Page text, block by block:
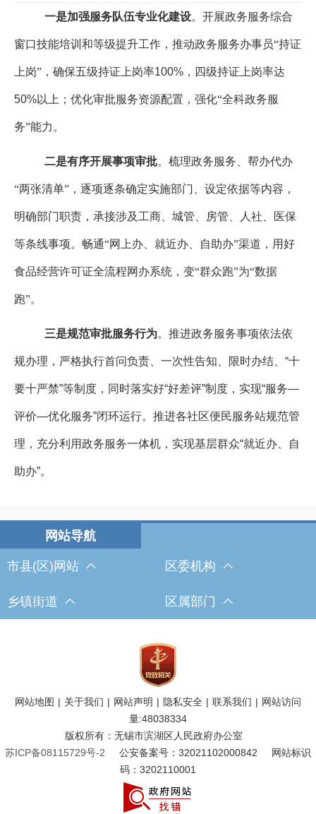
一是加强服务队伍专业化建设。开展政务服务综合
窗口技能培训和等级提升工作，推动政务服务办事员“持证
上岗”，确保五级持证上岗率100% ，四级持证上岗率达
50%以上；优化审批服务资源配置，强化“全科政务服
务”能力。
二是有序开展事项审批。 梳理政务服务、帮办代办
“两张清单”，逐项逐条确定实施部门、设定依据等内容，
明确部门职责，承接涉及工商、城管、房管、人社、医保
等条线事项。畅通“网上办、就近办、自助办”渠道，用好
食品经营许可证全流程网办系统，变“群众跑”为“数据
跑”。
三是规范审批服务行为。推进政务服务事项依法依
规办理，严格执行首问负责、一次性告知、限时办结、 “十
要十严禁”等制度，同时落实好“好差评”制度，实现“服务—
评价—优化服务”闭环运行。推进各社区便民服务站规范管
理，充分利用政务服务一体机，实现基层群众“就近办、自
助办”。
市县(区)网站 区委机构
乡镇街道 区属部门
网站地图 | 关于我们 | 网站声明 | 隐私安全 | 联系我们 | 网站访问
量:48038334
版权所有：无锡市滨湖区人民政府办公室
苏ICP备08115729号-2
公安备案号：32021102000842
网站标识
码：3202110001